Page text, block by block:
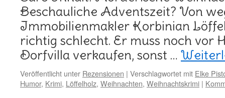
Beschauliche Adventszeit? Von
Immobilienmakler Korbinian
richtig schlecht. Er muss noch vor
Dorfvilla verkaufen, sonst …
Veröffentlicht unter Rezensionen | Verschlagwortet mit Elke
Humor, Krimi, Löffelholz, Weihnachten, Weihnachtskrimi |